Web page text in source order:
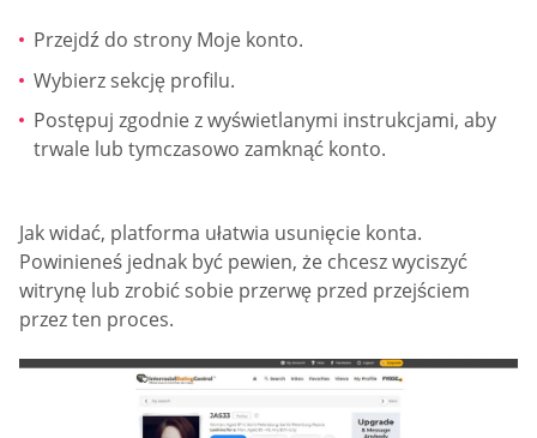
Przejdź do strony Moje konto.
Wybierz sekcję profilu.
Postępuj zgodnie z wyświetlanymi instrukcjami, aby
trwale lub tymczasowo zamknąć konto.
Jak widać, platforma ułatwia usunięcie konta.
Powinieneś jednak być pewien, że chcesz wyciszyć
witrynę lub zrobić sobie przerwę przed przejściem
przez ten proces.